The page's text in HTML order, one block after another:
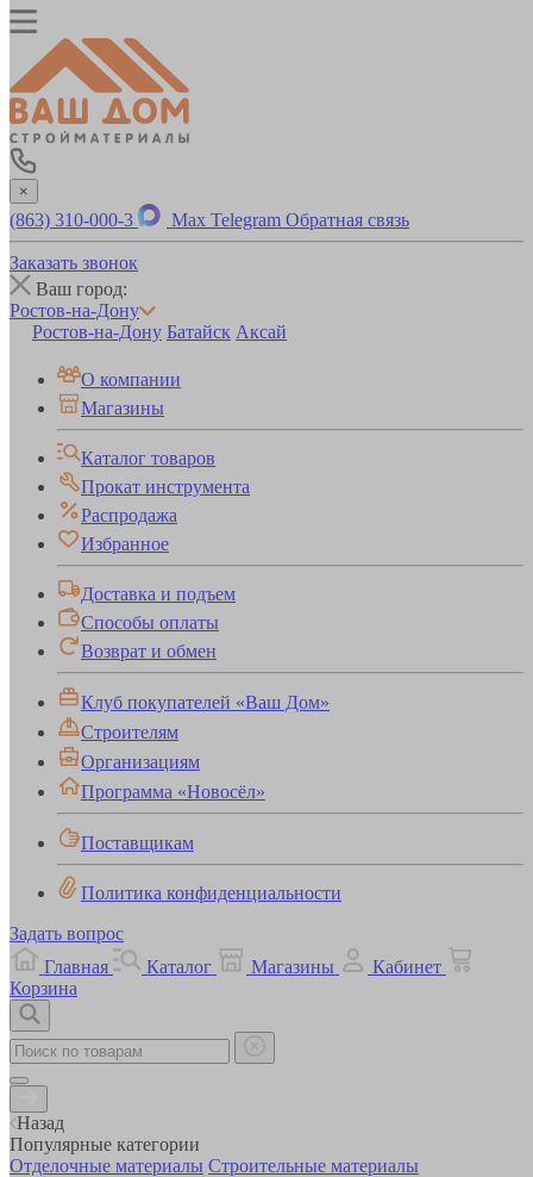
×
(863) 310-000-3 Max Telegram Обратная связь
Заказать звонок
Ваш город:
Ростов-на-Дону
Ростов-на-Дону Батайск Аксай
О компании
Магазины
Каталог товаров
Прокат инструмента
Распродажа
Избранное
Доставка и подъем
Способы оплаты
Возврат и обмен
Клуб покупателей «Ваш Дом»
Строителям
Организациям
Программа «Новосёл»
Поставщикам
Политика конфиденциальности
Задать вопрос
Главная
Каталог Магазины
Кабинет
Корзина
Назад
Популярные категории
Отделочные материалы Строительные материалы